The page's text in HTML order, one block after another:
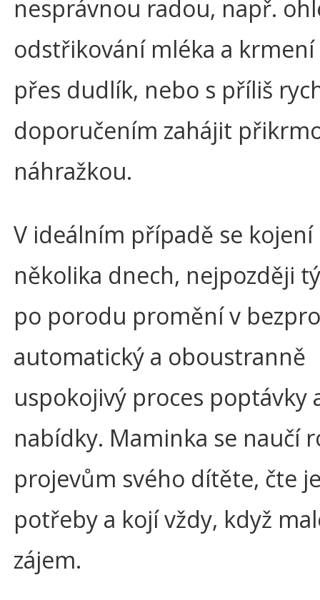
nesprávnou radou, např.
odstřikování mléka a krmení
přes dudlík, nebo s příliš
doporučením zahájit
náhražkou.
V ideálním případě se kojení
několika dnech, nejpozději
po porodu promění v
automatický a oboustranně
uspokojivý proces poptávky
nabídky. Maminka se naučí
projevům svého dítěte, čte
potřeby a kojí vždy, když
zájem.